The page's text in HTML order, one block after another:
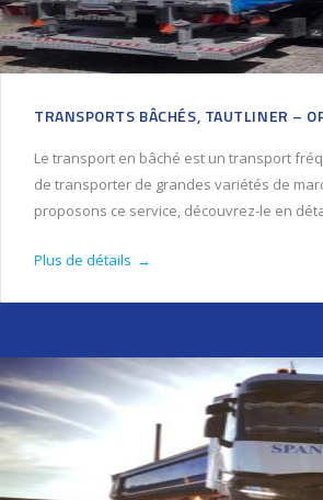
TRANSPORTS BÂCHÉS, TAUTLINER –
Le transport en bâché est un transport
de transporter de grandes variétés de
proposons ce service, découvrez-le en
Plus de détails →